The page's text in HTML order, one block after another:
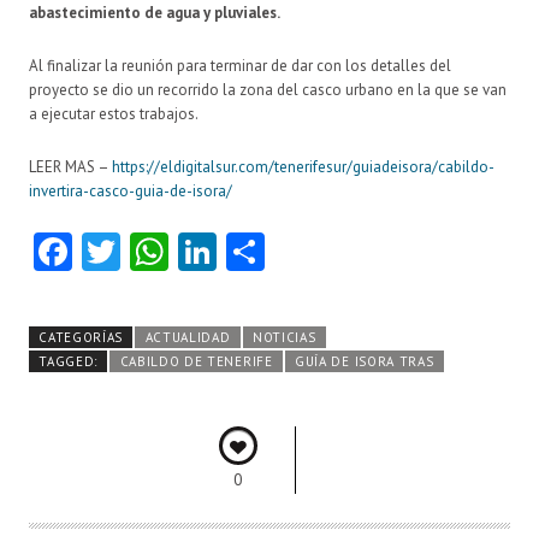
abastecimiento de agua y pluviales.
Al finalizar la reunión para terminar de dar con los detalles del
proyecto se dio un recorrido la zona del casco urbano en la que se van
a ejecutar estos trabajos.
LEER MAS – https://eldigitalsur.com/tenerifesur/guiadeisora/cabildo-
invertira-casco-guia-de-isora/
Fa
b
o
T
itt
er
W
ts
A
Li
e
dI
m
pa
CATEGORÍAS ACTUALIDAD
NOTICIAS
TAGGED:
CABILDO DE TENERIFE GUÍA DE ISORA TRAS
0